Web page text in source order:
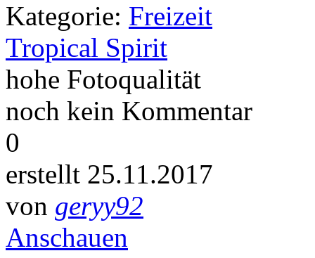
Kategorie: Freizeit
Tropical Spirit
hohe Fotoqualität
noch kein Kommentar
0
erstellt 25.11.2017
von geryy92
Anschauen